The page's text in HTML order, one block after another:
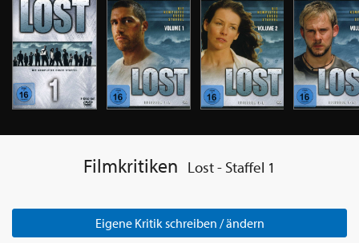
Filmkritiken Lost - Staffel 1
Eigene Kritik schreiben / ändern